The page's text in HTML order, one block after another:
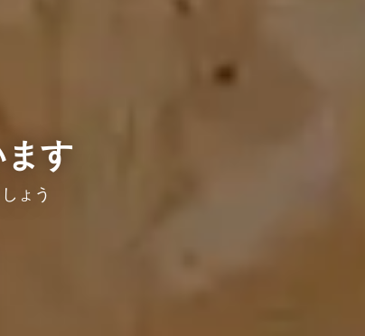
す
ょう